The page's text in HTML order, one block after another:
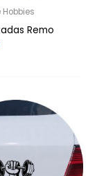
Hobbies
Remo